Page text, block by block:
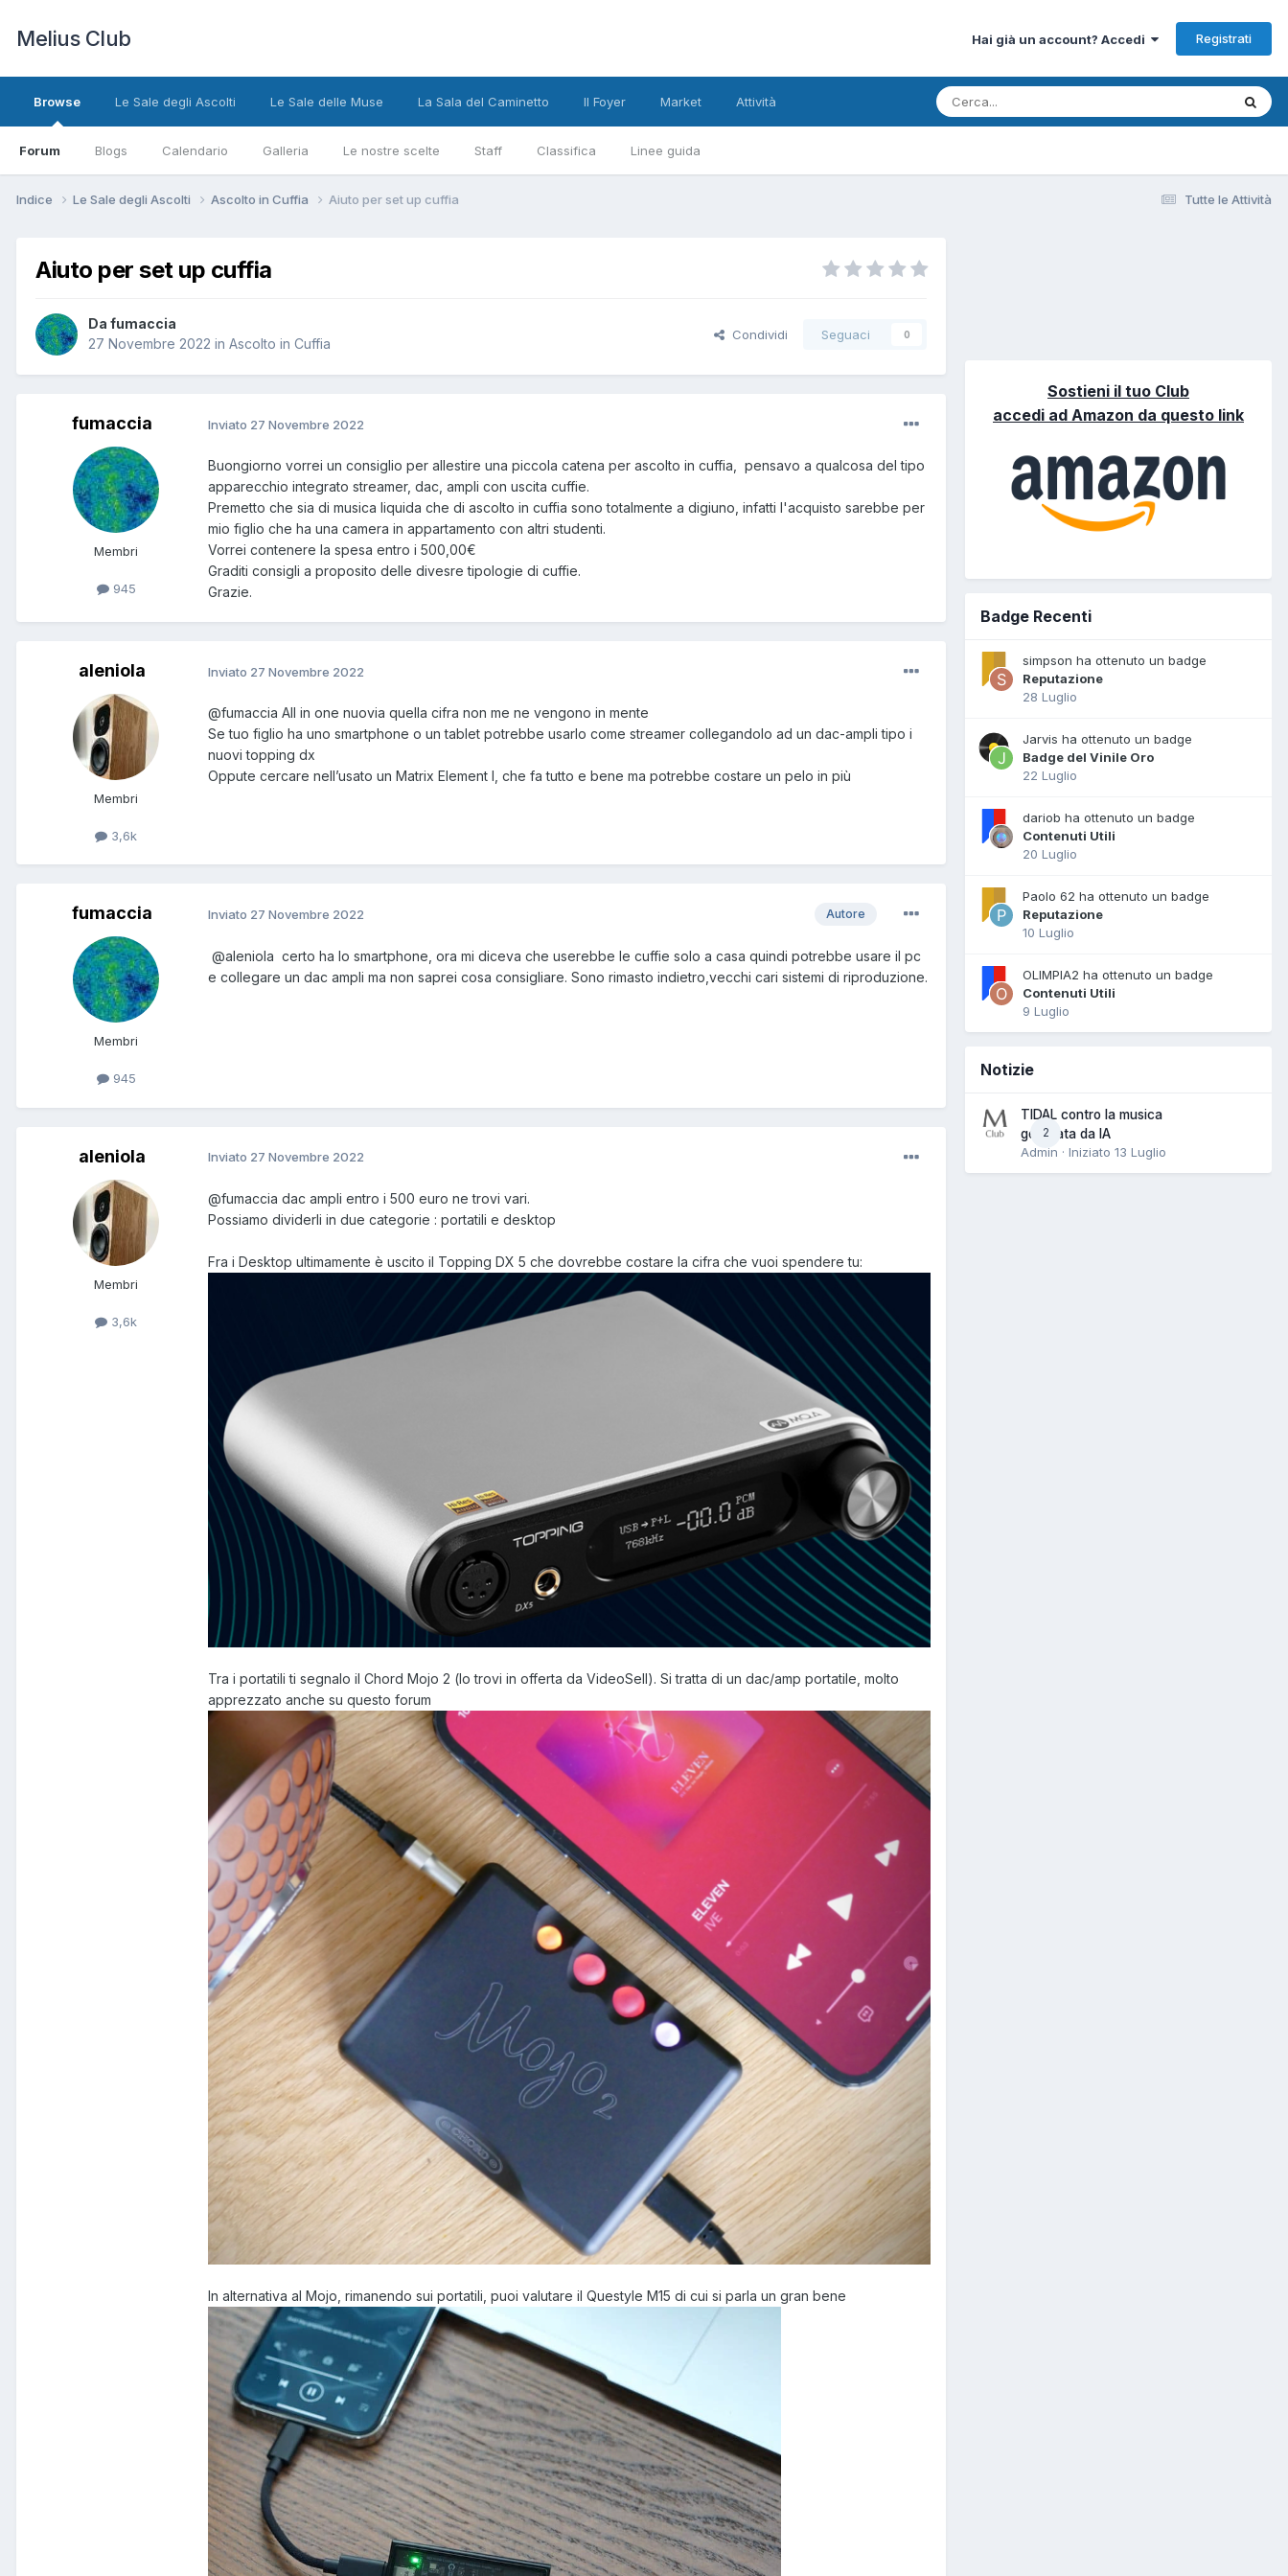
Melius Club Hai già un account? Accedi Registrati
Browse
Forum Blogs Calendario Galleria Le nostre scelte Staff Classifica Linee guida
Le Sale degli Ascolti Le Sale delle Muse La Sala del Caminetto Il Foyer Market Attività
Tutte le Attività
Indice Le Sale degli Ascolti Ascolto in Cuffia Aiuto per set up cuffia
Aiuto per set up cuffia
Da fumaccia
27 Novembre 2022 in Ascolto in Cuffia
Condividi Seguaci 0
fumaccia
Membri
945
Inviato 27 Novembre 2022
Buongiorno vorrei un consiglio per allestire una piccola catena per ascolto in cuffia, pensavo a qualcosa del tipo
apparecchio integrato streamer, dac, ampli con uscita cuffie.
Premetto che sia di musica liquida che di ascolto in cuffia sono totalmente a digiuno, infatti l'acquisto sarebbe per
mio figlio che ha una camera in appartamento con altri studenti.
Vorrei contenere la spesa entro i 500,00€
Graditi consigli a proposito delle divesre tipologie di cuffie.
Grazie.
aleniola
Membri
3,6k
Inviato 27 Novembre 2022
@fumaccia All in one nuovia quella cifra non me ne vengono in mente
Se tuo figlio ha uno smartphone o un tablet potrebbe usarlo come streamer collegandolo ad un dac-ampli tipo i
nuovi topping dx
Oppute cercare nell’usato un Matrix Element I, che fa tutto e bene ma potrebbe costare un pelo in più
fumaccia
Membri
945
Autore
Inviato 27 Novembre 2022
@aleniola certo ha lo smartphone, ora mi diceva che userebbe le cuffie solo a casa quindi potrebbe usare il pc
e collegare un dac ampli ma non saprei cosa consigliare. Sono rimasto indietro,vecchi cari sistemi di riproduzione.
aleniola
Membri
3,6k
Inviato 27 Novembre 2022
@fumaccia dac ampli entro i 500 euro ne trovi vari.
Possiamo dividerli in due categorie : portatili e desktop
Fra i Desktop ultimamente è uscito il Topping DX 5 che dovrebbe costare la cifra che vuoi spendere tu:
Tra i portatili ti segnalo il Chord Mojo 2 (lo trovi in offerta da VideoSell). Si tratta di un dac/amp portatile, molto
apprezzato anche su questo forum
In alternativa al Mojo, rimanendo sui portatili, puoi valutare il Questyle M15 di cui si parla un gran bene
Sostieni il tuo Club
accedi ad Amazon da questo link
Badge Recenti
simpson ha ottenuto un badge
Reputazione
28 Luglio
Jarvis ha ottenuto un badge
Badge del Vinile Oro
22 Luglio
dariob ha ottenuto un badge
Contenuti Utili
20 Luglio
Paolo 62 ha ottenuto un badge
Reputazione
10 Luglio
OLIMPIA2 ha ottenuto un badge
Contenuti Utili
9 Luglio
Notizie
2
TIDAL contro la musica
generata da IA
Admin · Iniziato 13 Luglio